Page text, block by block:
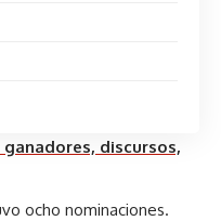
ganadores, discursos,
ocho nominaciones.